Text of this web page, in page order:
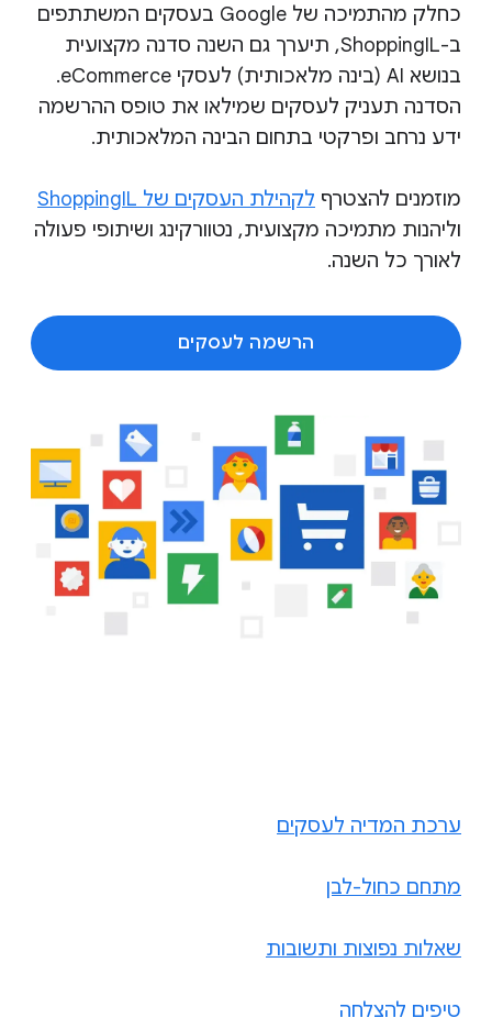
כחלק מהתמיכה של Google בעסקים המשתתפים
ב-ShoppingIL, תיערך גם השנה סדנה מקצועית
בנושא AI (בינה מלאכותית) לעסקי eCommerce.
הסדנה תעניק לעסקים שמילאו את טופס ההרשמה
ידע נרחב ופרקטי בתחום הבינה המלאכותית.
מוזמנים להצטרף לקהילת העסקים של ShoppingIL
וליהנות מתמיכה מקצועית, נטוורקינג ושיתופי פעולה
לאורך כל השנה.
הרשמה לעסקים
ערכת המדיה לעסקים
מתחם כחול-לבן
שאלות נפוצות ותשובות
טיפים להצלחה